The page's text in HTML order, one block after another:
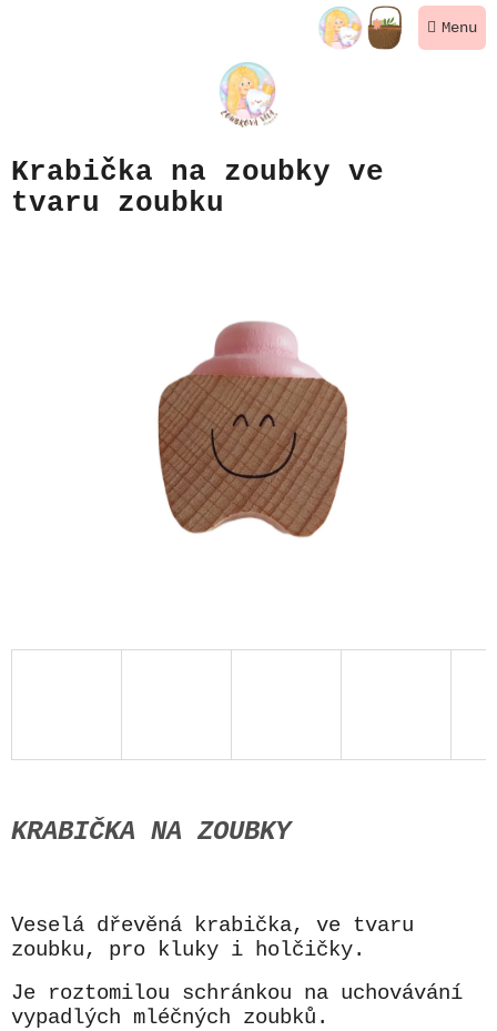
NÁKUPNÍ
KOŠÍK
Krabička na zoubky ve
tvaru zoubku
KRABIČKA NA ZOUBKY
Veselá dřevěná krabička, ve tvaru
zoubku, pro kluky i holčičky.
Je roztomilou schránkou na uchovávání
vypadlých mléčných zoubků.